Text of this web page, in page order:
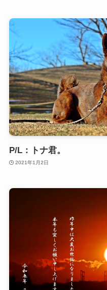
P/L：トナ君。
2021年1月2日